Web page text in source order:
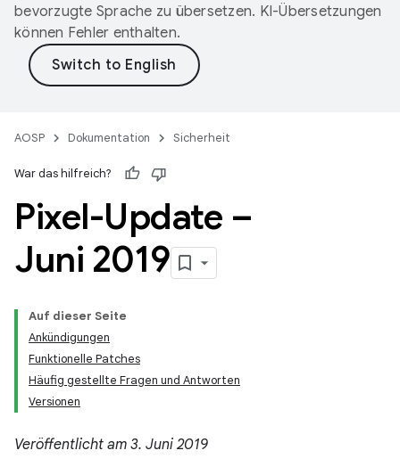
bevorzugte Sprache zu übersetzen. KI-Übersetzungen
können Fehler enthalten.
AOSP Dokumentation Sicherheit
War das hilfreich?
Pixel-Update –
Juni 2019
Auf dieser Seite
Ankündigungen
Funktionelle Patches
Häufig gestellte Fragen und Antworten
Versionen
Veröffentlicht am 3. Juni 2019